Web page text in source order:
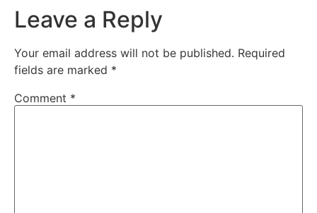
Leave a Reply
Your email address will not be published. Required
fields are marked *
Comment *